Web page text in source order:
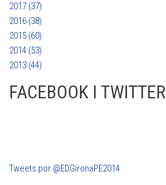
2017 (37)
2016 (38)
2015 (60)
2014 (53)
2013 (44)
FACEBOOK I TWITTER
Tweets por @EDGironaPE2014